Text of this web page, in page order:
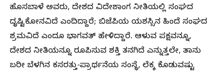
ಹೊಸಬಾಳೆ ಅವರು, ದೇಶದ ವಿದೇಶಾಂಗ ನೀತಿಯಲ್ಲಿ ಸಂಘದ
ದೃಷ್ಟಿಕೋನವಿದೆ ಎಂದಿದ್ದಾರೆ; ಬಿಜೆಪಿಯ ಯಶಸ್ಸಿನ ಹಿಂದೆ ಸಂಘದ
ಶ್ರಮವಿದೆ ಎಂದೂ ಭಾಗವತ್ ಹೇಳಿದ್ದಾರೆ. ಆಳುವ ಪಕ್ಷವನ್ನೂ,
ದೇಶದ ನೀತಿಯನ್ನೂ ರೂಪಿಸುವ ಶಕ್ತಿ ತನಗಿದೆ ಎನ್ನುತ್ತಲೇ, ತಾನು
ಬರೀ ಬೆಳಗಿನ ಕಸರತ್ತು-ಪ್ರಾರ್ಥನೆಯ ಸಂಸ್ಥೆ, ಲೆಕ್ಕ ಕೊಡುವಷ್ಟು